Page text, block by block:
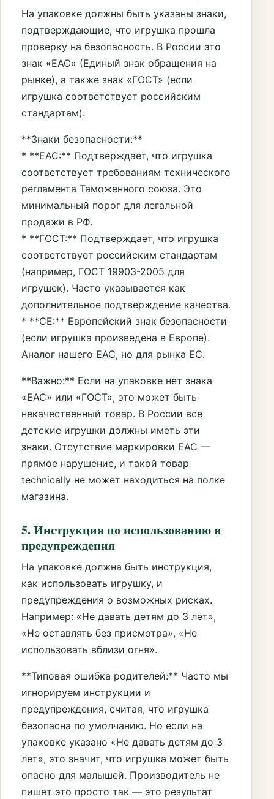
На упаковке должны быть указаны знаки,
подтверждающие, что игрушка прошла
проверку на безопасность. В России это
знак «ЕАС» (Единый знак обращения на
рынке), а также знак «ГОСТ» (если
игрушка соответствует российским
стандартам).
**Знаки безопасности:**
* **ЕАС:** Подтверждает, что игрушка
соответствует требованиям технического
регламента Таможенного союза. Это
минимальный порог для легальной
продажи в РФ.
* **ГОСТ:** Подтверждает, что игрушка
соответствует российским стандартам
(например, ГОСТ 19903-2005 для
игрушек). Часто указывается как
дополнительное подтверждение качества.
* **CE:** Европейский знак безопасности
(если игрушка произведена в Европе).
Аналог нашего ЕАС, но для рынка ЕС.
**Важно:** Если на упаковке нет знака
«ЕАС» или «ГОСТ», это может быть
некачественный товар. В России все
детские игрушки должны иметь эти
знаки. Отсутствие маркировки ЕАС —
прямое нарушение, и такой товар
technically не может находиться на полке
магазина.
5. Инструкция по использованию и
предупреждения
На упаковке должна быть инструкция,
как использовать игрушку, и
предупреждения о возможных рисках.
Например: «Не давать детям до 3 лет»,
«Не оставлять без присмотра», «Не
использовать вблизи огня».
**Типовая ошибка родителей:** Часто мы
игнорируем инструкции и
предупреждения, считая, что игрушка
безопасна по умолчанию. Но если на
упаковке указано «Не давать детям до 3
лет», это значит, что игрушка может быть
опасно для малышей. Производитель не
пишет это просто так — это результат